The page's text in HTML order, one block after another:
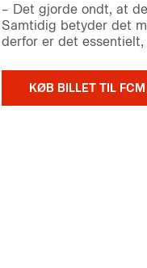
– Det gjorde ondt, at
Samtidig betyder det
derfor er det
KØB BILLET TIL